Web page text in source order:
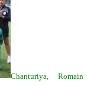
Chanturiya,